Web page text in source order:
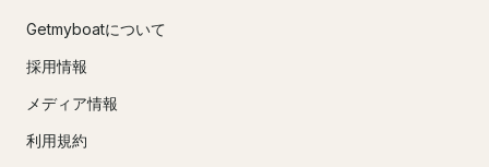
Getmyboatについて
採用情報
メディア情報
利用規約